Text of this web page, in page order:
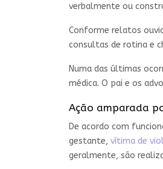
verbalmente ou
Conforme relatos
consultas de rotina e
Numa das últimas
médica. O pai e os
Ação amparada
De acordo com
gestante, vítima de
geralmente, são